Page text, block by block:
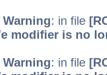
: in file
modifier is no
: in file